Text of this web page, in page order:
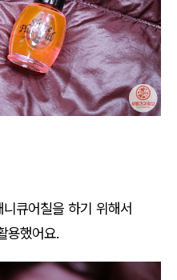
큐어칠을 하기 위해서
용했어요.